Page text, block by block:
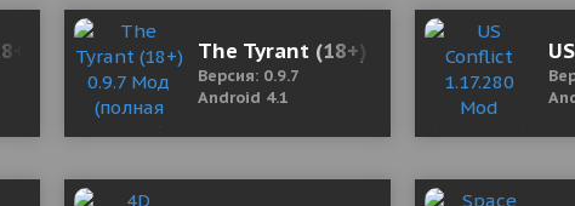
0.09 Мод (полная версия)The Tyrant (18+) 0.9.7 Мод (полная
Версия: 0.9.7
Android 4.1